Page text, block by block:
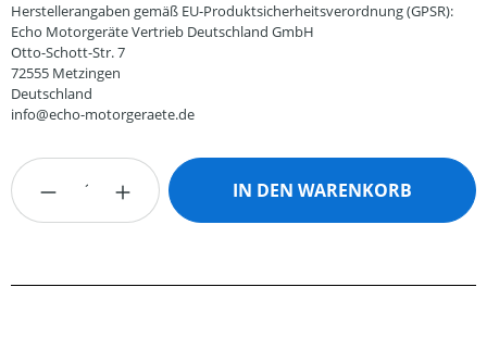
Herstellerangaben gemäß EU-Produktsicherheitsverordnung (GPSR):
Echo Motorgeräte Vertrieb Deutschland GmbH
Otto-Schott-Str. 7
72555 Metzingen
Deutschland
info@echo-motorgeraete.de
Produkt Anzahl: Gib den gewünschten
IN DEN WARENKORB